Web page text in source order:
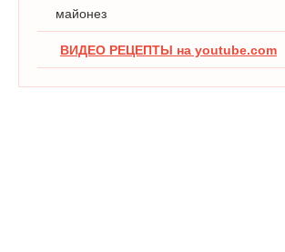
майонез
ВИДЕО РЕЦЕПТЫ на youtube.com